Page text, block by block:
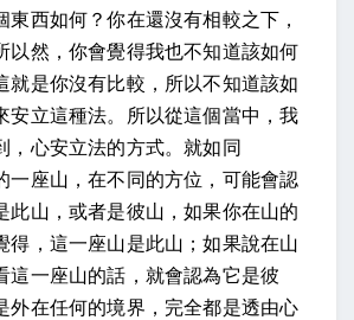
東西如何？你在還沒有相較之下，
以然，你會覺得我也不知道該如何
就是你沒有比較，所以不知道該如
安立這種法。所以從這個當中，我
，心安立法的方式。就如同
一座山，在不同的方位，可能會認
此山，或者是彼山，如果你在山的
得，這一座山是此山；如果說在山
這一座山的話，就會認為它是彼
外在任何的境界，完全都是透由心